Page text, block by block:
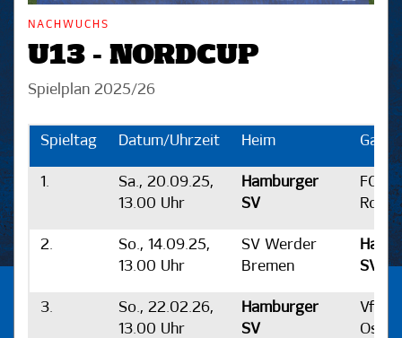
NACHWUCHS
U13 - NORDCUP
Spielplan 2025/26
Spieltag Datum/Uhrzeit Heim Gast
1.
Sa., 20.09.25,
13.00 Uhr
Hamburger
SV
FC
2.
So., 14.09.25,
13.00 Uhr
SV Werder
Bremen
SV
3.
So., 22.02.26,
13.00 Uhr
Hamburger
SV
VfL